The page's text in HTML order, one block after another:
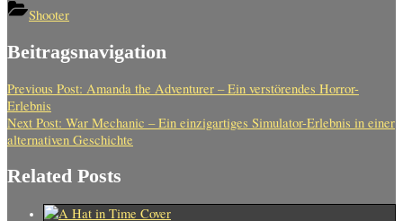
TeilenShooter
Beitragsnavigation
Previous Post: Amanda the Adventurer – Ein verstörendes Horror-
Erlebnis
Next Post: War Mechanic – Ein einzigartiges Simulator-Erlebnis in einer
alternativen Geschichte
Related Posts